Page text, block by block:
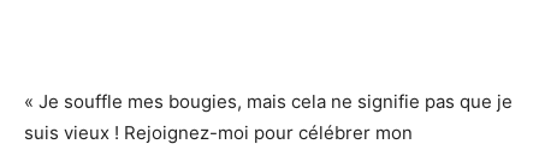
« Je souffle mes bougies, mais cela ne signifie pas que je
suis vieux ! Rejoignez-moi pour célébrer mon